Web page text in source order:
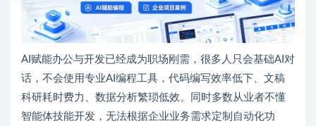
AI赋能办公与开发已经成为职场刚需，很多人只会基础AI对
话，不会使用专业AI编程工具，代码编写效率低下、文稿
科研耗时费力、数据分析繁琐低效。同时多数从业者不懂
智能体技能开发，无法根据企业业务需求定制自动化功